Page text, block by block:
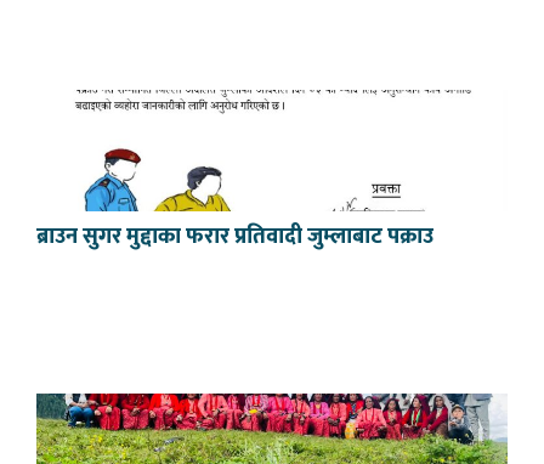
ब्राउन सुगर मुद्दाका फरार प्रतिवादी जुम्लाबाट पक्राउ